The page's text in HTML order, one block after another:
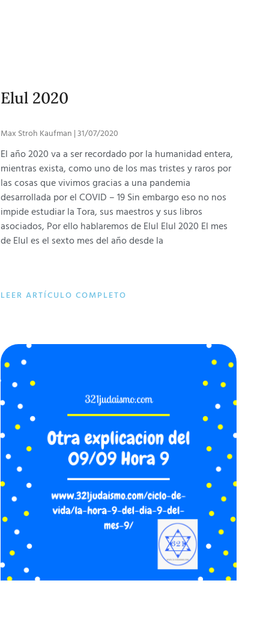
Elul 2020
Max Stroh Kaufman 31/07/2020
El año 2020 va a ser recordado por la humanidad entera,
mientras exista, como uno de los mas tristes y raros por
las cosas que vivimos gracias a una pandemia
desarrollada por el COVID – 19 Sin embargo eso no nos
impide estudiar la Tora, sus maestros y sus libros
asociados, Por ello hablaremos de Elul Elul 2020 El mes
de Elul es el sexto mes del año desde la
LEER ARTÍCULO COMPLETO